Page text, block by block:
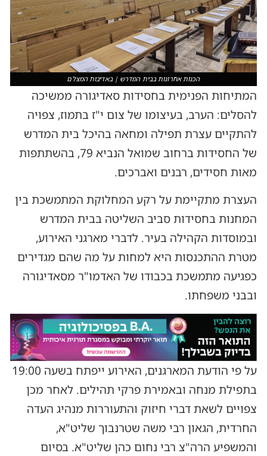
הכנות אחרונות בבית המדרש | באדיבות המצלם
המתיחות הפנימית בחסידות סאדיגורה ממשיכה
להסלים: הערב, בעיצומו של צום י"ז בתמוז, צפויה
להתקיים עצרת תפילה ומחאה בהיכל בית המדרש
של החסידות ברחוב שמואל הנביא 79, בהשתתפות
מאות חסידים, רבנים ואברכים.
העצרת מתקיימת על רקע המחלוקת המתמשכת בין
המחנות בחסידות סביב השליטה בבית המדרש
ובמוסדות הקהילה בעיר. לדברי מארגני האירוע,
מטרת ההתכנסות היא למחות על מה שהם מגדירים
כפגיעה מתמשכת בכבודו של האדמו"ר מסאדיגורה
ובבני משפחתו.
על פי הודעת המארגנים, האירוע ייפתח בשעה 19:00
בתפילת מנחה ובאמירת פרקי תהילים. לאחר מכן
צפויים לשאת דברי חיזוק והתעוררות מנהיג העדה
החרדית, הגאון רבי משה שטרנבוך שליט"א,
והמשפיע הרה"צ רבי נחום כהן שליט"א. בסיום